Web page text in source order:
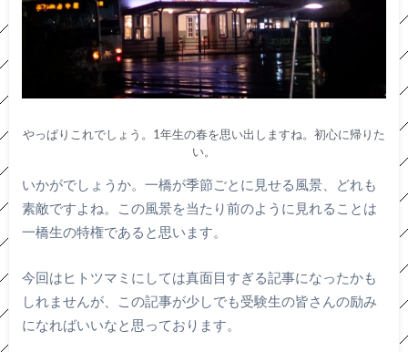
やっぱりこれでしょう。1年生の春を思い出しますね。初心に帰りた
い。
いかがでしょうか。一橋が季節ごとに見せる風景、どれも
素敵ですよね。この風景を当たり前のように見れることは
一橋生の特権であると思います。
今回はヒトツマミにしては真面目すぎる記事になったかも
しれませんが、この記事が少しでも受験生の皆さんの励み
になればいいなと思っております。